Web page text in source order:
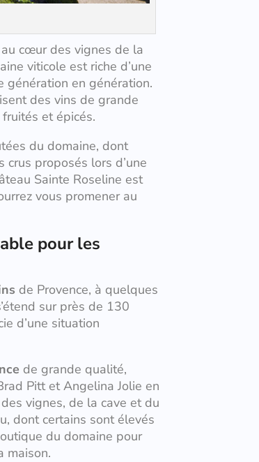
cœur des vignes de la
viticole est riche d’une
génération en génération.
des vins de grande
et épicés.
du domaine, dont
proposés lors d’une
Sainte Roseline est
vous promener au
pour les
de Provence, à quelques
sur près de 130
d’une situation
de grande qualité,
Pitt et Angelina Jolie en
vignes, de la cave et du
dont certains sont élevés
du domaine pour
maison.